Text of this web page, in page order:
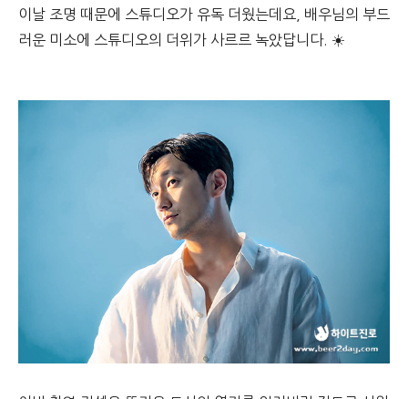
이날 조명 때문에 스튜디오가 유독 더웠는데요, 배우님의 부드
러운 미소에 스튜디오의 더위가 사르르 녹았답니다. ☀️